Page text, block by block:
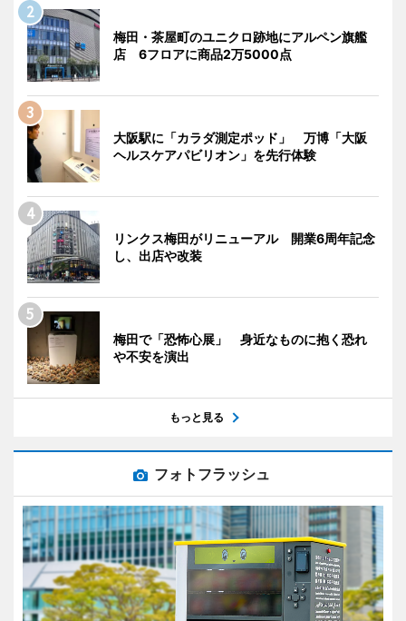
梅田・茶屋町のユニクロ跡地にアルペン旗艦
店 6フロアに商品2万5000点
大阪駅に「カラダ測定ポッド」 万博「大阪
ヘルスケアパビリオン」を先行体験
リンクス梅田がリニューアル 開業6周年記念
し、出店や改装
梅田で「恐怖心展」 身近なものに抱く恐れ
や不安を演出
もっと見る
フォトフラッシュ